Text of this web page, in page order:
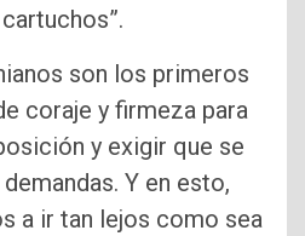
son los primeros
coraje y firmeza para
y exigir que se
Y en esto,
a ir tan lejos como sea